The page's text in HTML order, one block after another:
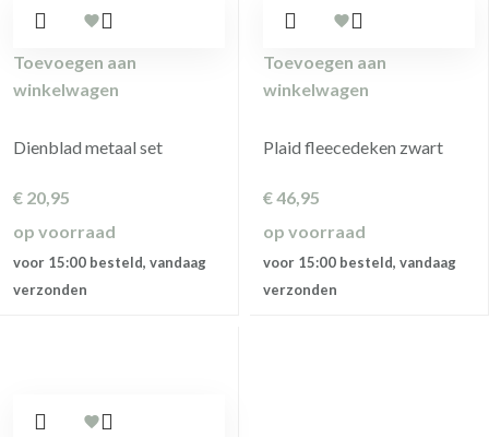
Toevoegen aan
winkelwagen
Dienblad metaal set
€ 20,95
op voorraad
voor 15:00 besteld, vandaag
verzonden
Toevoegen aan
winkelwagen
Plaid fleecedeken zwart
€46,95
op voorraad
voor 15:00 besteld, vandaag
verzonden